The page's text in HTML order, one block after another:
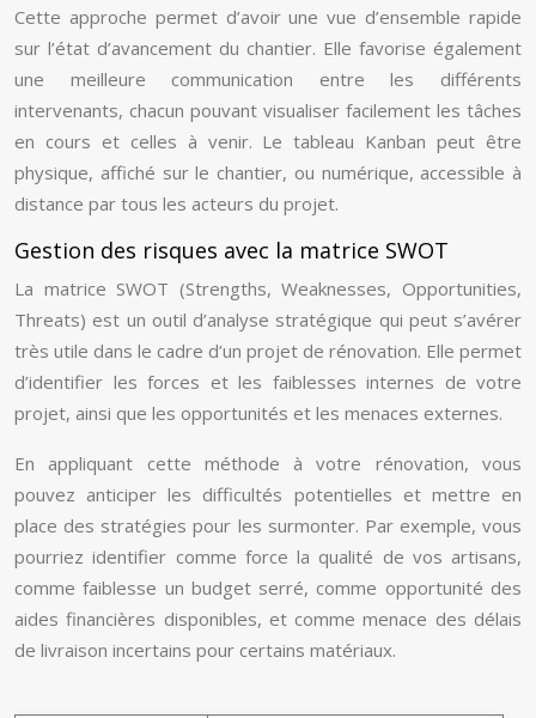
Cette approche permet d’avoir une vue d’ensemble rapide
sur l’état d’avancement du chantier. Elle favorise également
une meilleure communication entre les différents
intervenants, chacun pouvant visualiser facilement les tâches
en cours et celles à venir. Le tableau Kanban peut être
physique, affiché sur le chantier, ou numérique, accessible à
distance par tous les acteurs du projet.
Gestion des risques avec la matrice SWOT
La matrice SWOT (Strengths, Weaknesses, Opportunities,
Threats) est un outil d’analyse stratégique qui peut s’avérer
très utile dans le cadre d’un projet de rénovation. Elle permet
d’identifier les forces et les faiblesses internes de votre
projet, ainsi que les opportunités et les menaces externes.
En appliquant cette méthode à votre rénovation, vous
pouvez anticiper les difficultés potentielles et mettre en
place des stratégies pour les surmonter. Par exemple, vous
pourriez identifier comme force la qualité de vos artisans,
comme faiblesse un budget serré, comme opportunité des
aides financières disponibles, et comme menace des délais
de livraison incertains pour certains matériaux.